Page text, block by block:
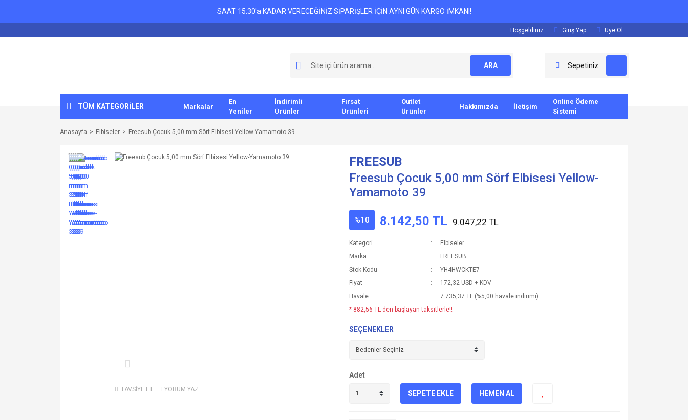
SAAT 15:30'a KADAR VERECEĞİNİZ SİPARİŞLER İÇİN AYNI GÜN KARGO İMKANI!
Hoşgeldiniz Giriş Yap Üye Ol
ARA Sepetiniz
TÜM KATEGORİLER Markalar
En
Yeniler
İndirimli
Ürünler
Fırsat
Ürünleri
Outlet
Ürünler
Hakkımızda İletişim
Online Ödeme
Sistemi
Anasayfa Elbiseler Freesub Çocuk 5,00 mm Sörf Elbisesi Yellow-Yamamoto 39
TAVSİYE ET YORUM YAZ
FREESUB
Freesub Çocuk 5,00 mm Sörf Elbisesi Yellow-
Yamamoto 39
%10 8.142,50 TL 9.047,22 TL
Kategori
Elbiseler
Marka
FREESUB
Stok Kodu
YH4HWCKTE7
Fiyat
172,32 USD + KDV
Havale
7.735,37 TL (%5,00 havale indirimi)
* 882,56 TL den başlayan taksitlerle!!
SEÇENEKLER
Adet
SEPETE EKLE HEMEN AL